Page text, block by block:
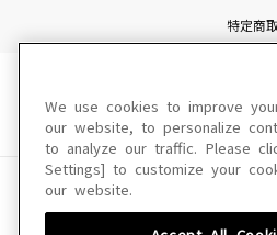
特定商
この
We use cookies to improve
our website, to personalize
to analyze our traffic. Please
Settings] to customize your
our website.